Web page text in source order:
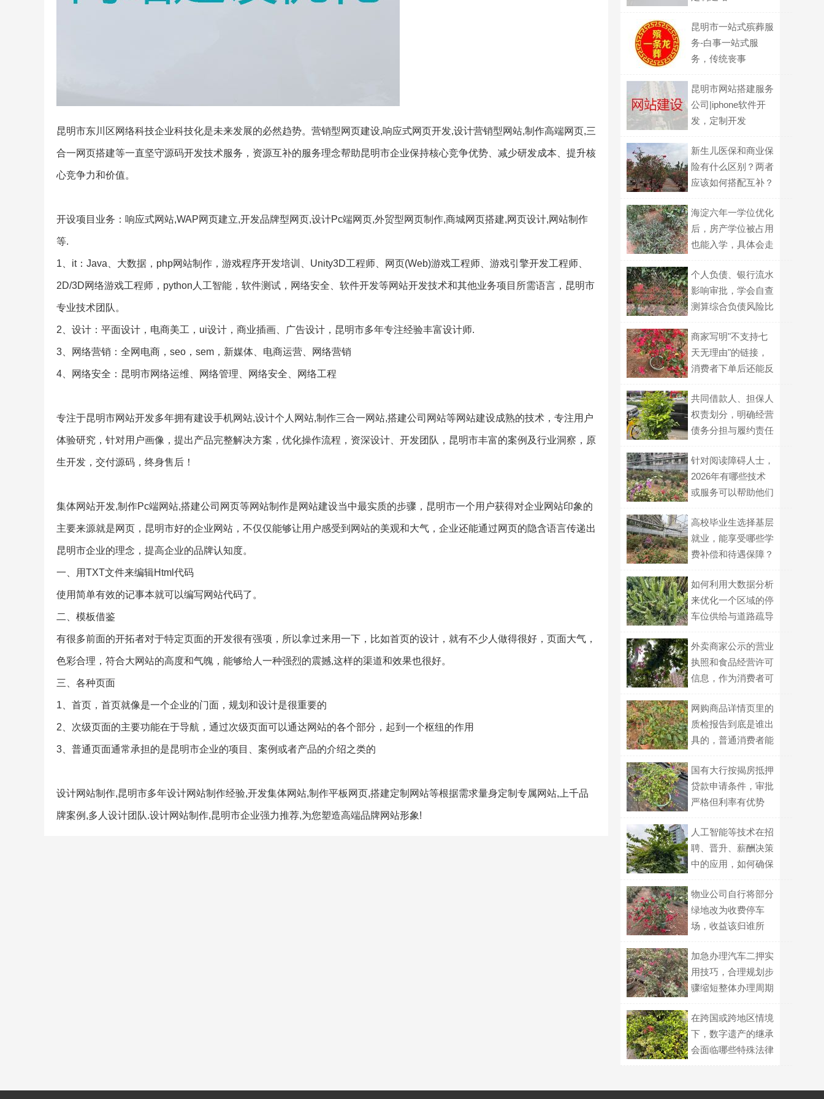
昆明市东川区网络科技企业科技化是未来发展的必然趋势。营销型网页建设,响应式网页开发,设计营销型网站,制作高端网页,三
合一网页搭建等一直坚守源码开发技术服务，资源互补的服务理念帮助昆明市企业保持核心竞争优势、减少研发成本、提升核
心竞争力和价值。
开设项目业务：响应式网站,WAP网页建立,开发品牌型网页,设计Pc端网页,外贸型网页制作,商城网页搭建,网页设计,网站制作
等.
1、it：Java、大数据，php网站制作，游戏程序开发培训、Unity3D工程师、网页(Web)游戏工程师、游戏引擎开发工程师、
2D/3D网络游戏工程师，python人工智能，软件测试，网络安全、软件开发等网站开发技术和其他业务项目所需语言，昆明市
专业技术团队。
2、设计：平面设计，电商美工，ui设计，商业插画、广告设计，昆明市多年专注经验丰富设计师.
3、网络营销：全网电商，seo，sem，新媒体、电商运营、网络营销
4、网络安全：昆明市网络运维、网络管理、网络安全、网络工程
专注于昆明市网站开发多年拥有建设手机网站,设计个人网站,制作三合一网站,搭建公司网站等网站建设成熟的技术，专注用户
体验研究，针对用户画像，提出产品完整解决方案，优化操作流程，资深设计、开发团队，昆明市丰富的案例及行业洞察，原
生开发，交付源码，终身售后！
集体网站开发,制作Pc端网站,搭建公司网页等网站制作是网站建设当中最实质的步骤，昆明市一个用户获得对企业网站印象的
主要来源就是网页，昆明市好的企业网站，不仅仅能够让用户感受到网站的美观和大气，企业还能通过网页的隐含语言传递出
昆明市企业的理念，提高企业的品牌认知度。
一、用TXT文件来编辑Html代码
使用简单有效的记事本就可以编写网站代码了。
二、模板借鉴
有很多前面的开拓者对于特定页面的开发很有强项，所以拿过来用一下，比如首页的设计，就有不少人做得很好，页面大气，
色彩合理，符合大网站的高度和气魄，能够给人一种强烈的震撼,这样的渠道和效果也很好。
三、各种页面
1、首页，首页就像是一个企业的门面，规划和设计是很重要的
2、次级页面的主要功能在于导航，通过次级页面可以通达网站的各个部分，起到一个枢纽的作用
3、普通页面通常承担的是昆明市企业的项目、案例或者产品的介绍之类的
设计网站制作,昆明市多年设计网站制作经验,开发集体网站,制作平板网页,搭建定制网站等根据需求量身定制专属网站,上千品
牌案例,多人设计团队.设计网站制作,昆明市企业强力推荐,为您塑造高端品牌网站形象!
昆明市一站式殡葬服
务-白事一站式服
务，传统丧事
昆明市网站搭建服务
公司|iphone软件开
发，定制开发
新生儿医保和商业保
险有什么区别？两者
应该如何搭配互补？
海淀六年一学位优化
后，房产学位被占用
也能入学，具体会走
个人负债、银行流水
影响审批，学会自查
测算综合负债风险比
商家写明"不支持七
天无理由"的链接，
消费者下单后还能反
共同借款人、担保人
权责划分，明确经营
债务分担与履约责任
针对阅读障碍人士，
2026年有哪些技术
或服务可以帮助他们
息？
高校毕业生选择基层
就业，能享受哪些学
费补偿和待遇保障？
如何利用大数据分析
来优化一个区域的停
车位供给与道路疏导
外卖商家公示的营业
执照和食品经营许可
信息，作为消费者可
对真伪？
网购商品详情页里的
质检报告到底是谁出
具的，普通消费者能
国有大行按揭房抵押
贷款申请条件，审批
严格但利率有优势
人工智能等技术在招
聘、晋升、薪酬决策
中的应用，如何确保
物业公司自行将部分
绿地改为收费停车
场，收益该归谁所
加急办理汽车二押实
用技巧，合理规划步
骤缩短整体办理周期
在跨国或跨地区情境
下，数字遗产的继承
会面临哪些特殊法律